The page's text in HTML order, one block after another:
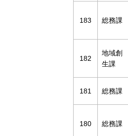
183 総務課
182
地域創
生課
181 総務課
180 総務課